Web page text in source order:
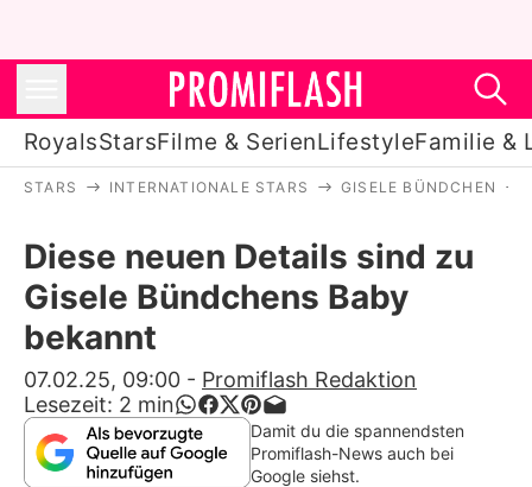
RoyalsStarsFilme & SerienLifestyleFamilie &
Stars
Filme & Serien
Lifestyle
Familie & Liebe
Promiflash Exklusiv
STARS INTERNATIONALE STARS GISELE BÜNDCHEN
Diese neuen Details sind zu
Gisele Bündchens Baby
bekannt
07.02.25, 09:00 - Promiflash Redaktion
Lesezeit: 2 min
Damit du die spannendsten
Promiflash-News auch bei
Google siehst.